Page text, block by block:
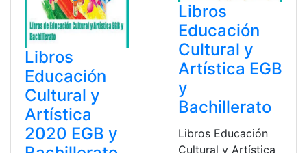
Libros
Educación
Cultural y
Artística
2020 EGB y
Libros
Educación
Cultural y
Artística EGB
y
Bachillerato
Libros Educación
Cultural y Artística